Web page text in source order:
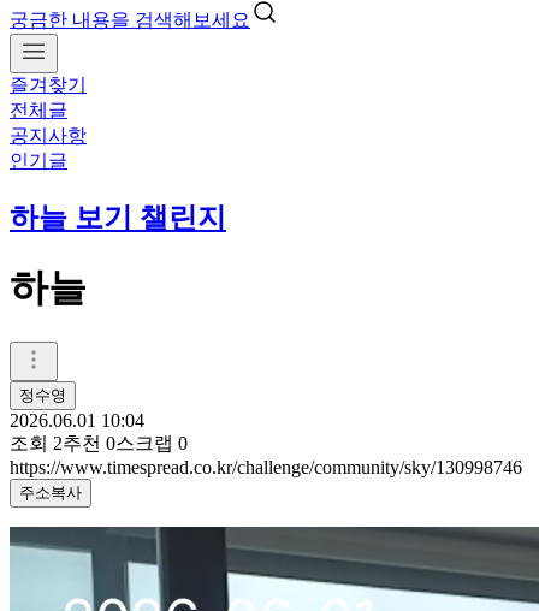
궁금한 내용을 검색해보세요
즐겨찾기
전체글
공지사항
인기글
하늘 보기 챌린지
하늘
정수영
2026.06.01 10:04
조회 2추천 0스크랩 0
https://www.timespread.co.kr/challenge/community/sky/130998746
주소복사